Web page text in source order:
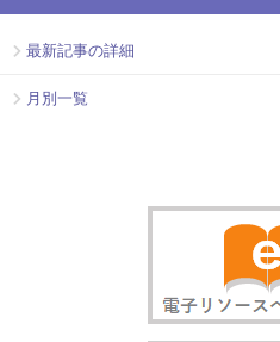
最新記事の詳細
月別一覧